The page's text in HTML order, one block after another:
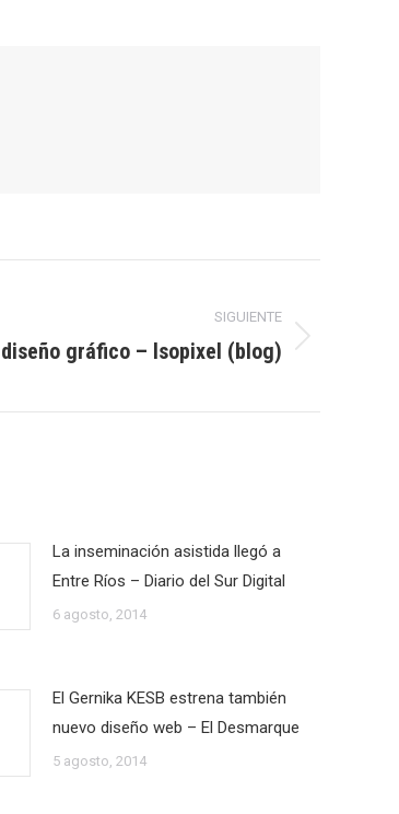
SIGUIENTE
gráfico – Isopixel (blog)
La inseminación asistida llegó a
Entre Ríos – Diario del Sur Digital
6 agosto, 2014
El Gernika KESB estrena también
nuevo diseño web – El Desmarque
5 agosto, 2014